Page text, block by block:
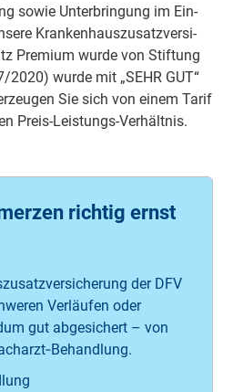
sowie Un­ter­brin­gung im Ein-
Kran­ken­haus­zu­satz­ver­si­
Pre­mi­um wurde von Stif­tung
2020) wur­de mit „SEHR GUT“
Sie sich von einem Tarif
Preis-Leistungs-Verhältnis.
richtig ernst
der DFV
Verläufen oder
gut abgesichert – von